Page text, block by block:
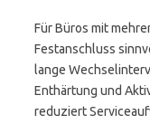
Für Büros mit
Festanschluss
lange
Enthärtung und
reduziert